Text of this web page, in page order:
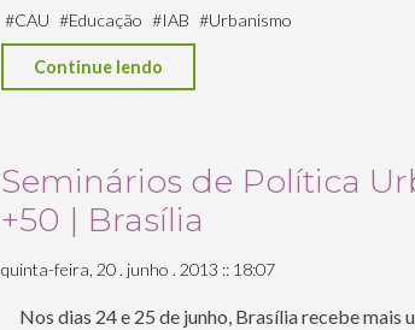
critérios
de
#CAU #Educação #IAB #Urbanismo
Continue lendo
Encerramento"
Seminários de Política
+50 | Brasília
quinta-feira, 20 . junho . 2013 :: 18:07
Nos dias 24 e 25 de junho, Brasília recebe mais